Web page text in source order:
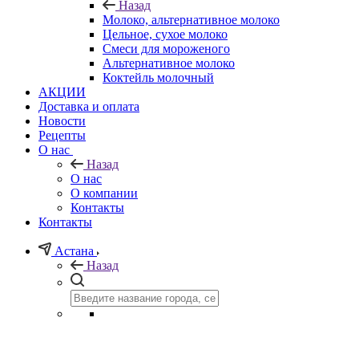
Назад
Молоко, альтернативное молоко
Цельное, сухое молоко
Смеси для мороженого
Альтернативное молоко
Коктейль молочный
АКЦИИ
Доставка и оплата
Новости
Рецепты
О нас
Назад
О нас
О компании
Контакты
Контакты
Астана
Назад